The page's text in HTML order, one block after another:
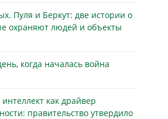
Пуля и Беркут: две истории о
охраняют людей и объекты
когда началась война
как драйвер
правительство утвердило